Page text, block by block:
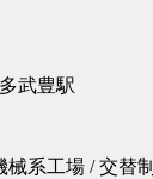
武豊駅
械系工場 / 交替制